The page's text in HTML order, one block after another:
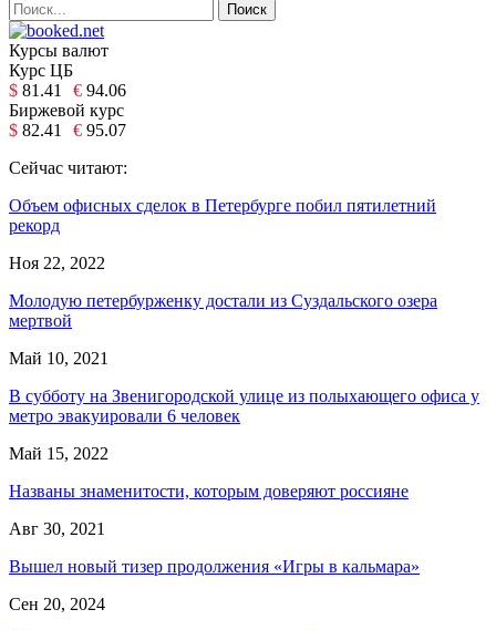
Курсы валют
Курс ЦБ
$ 81.41 € 94.06
Биржевой курс
$ 82.41 € 95.07
Сейчас читают:
Объем офисных сделок в Петербурге побил пятилетний
рекорд
Ноя 22, 2022
Молодую петербурженку достали из Суздальского озера
мертвой
Май 10, 2021
В субботу на Звенигородской улице из полыхающего офиса у
метро эвакуировали 6 человек
Май 15, 2022
Названы знаменитости, которым доверяют россияне
Авг 30, 2021
Вышел новый тизер продолжения «Игры в кальмара»
Сен 20, 2024